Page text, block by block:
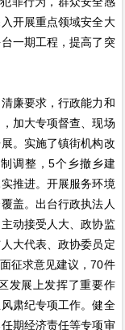
开展重点领域安全大
一期工程，提高了突
廉要求，行政能力和
加大专项督查、现场
。实施了镇街机构改
调整，5个乡撤乡建
推进。开展服务环境
盖。出台行政执法人
动接受人大、政协监
大代表、政协委员定
征求意见建议，70件
发展上发挥了重要作
肃纪专项工作。健全
期经济责任等专项审